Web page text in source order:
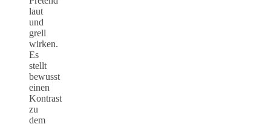
laut
und
grell
wirken.
Es
stellt
bewusst
einen
Kontrast
zu
dem